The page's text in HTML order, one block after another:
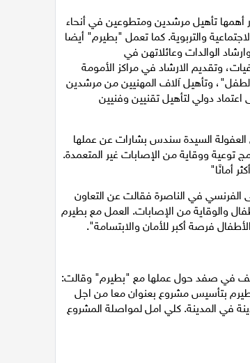
أهمها تأهيل مرشدين ومتطوعين في أنحاء
والتربوية. كما تعمل "بطيرم" أيضا
الوالدات وعائلاتهن في
وتقديم الارشاد في مراكز الأمومة
"أسبوع سلامة الطفل"، وتأهيل آلاف المهنيين من مرشدين
دولي لتأهيل تقنيين وفنيين
السيدة سندس بشارات عن عملها
ووقاية من الإصابات غير المتعمدة.
أمانًا"
في الناصرة فقالت عن التعاون
سلامة الأطفال والوقاية من الإصابات. العمل مع بطيرم
فرصة أكبر للأمان والابتسامة".
زيف في صفد حول عملها مع "بطيرم" وقالت:
بتأسيس مشروع بعنوان معا من اجل
في المدينة. كلي امل لمواصلة المشروع